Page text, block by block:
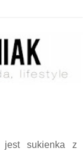
sukienka z